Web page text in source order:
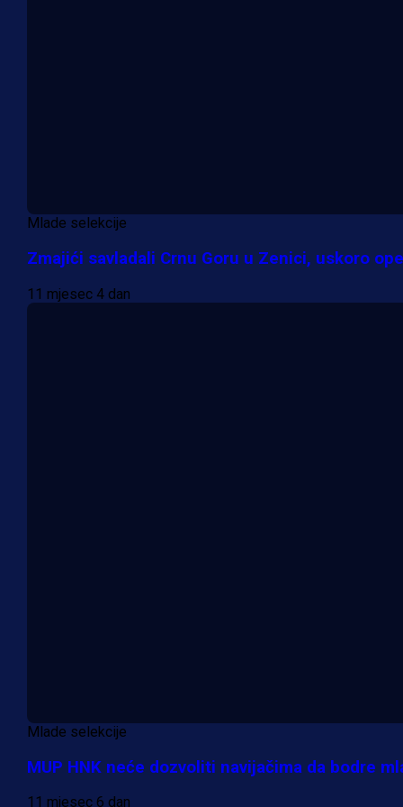
Mlade selekcije
Zmajići savladali Crnu Goru u Zenici, uskoro
11 mjesec 4 dan
Mlade selekcije
MUP HNK neće dozvoliti navijačima da bodre
11 mjesec 6 dan